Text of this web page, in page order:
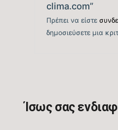
clima.com”
Πρέπει να είστε
δημοσιεύσετε μια
Ίσως σας